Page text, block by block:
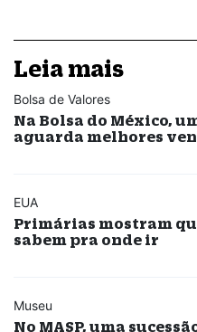
Leia mais
Bolsa de Valores
Na Bolsa do México,
aguarda melhores
EUA
Primárias mostram
sabem pra onde ir
Museu
No MASP, uma